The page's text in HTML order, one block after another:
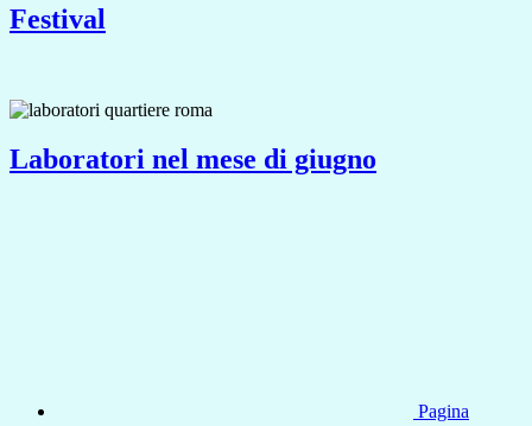
Festival
Laboratori nel mese di giugno
Pagina